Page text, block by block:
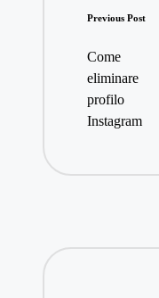
Post
Previous Post
Come
eliminare
profilo
Instagram